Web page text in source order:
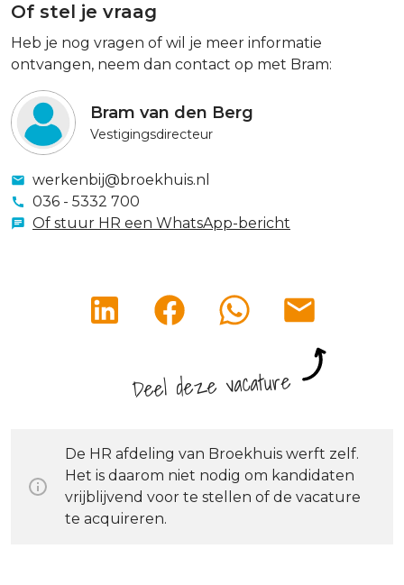
Of stel je vraag
Heb je nog vragen of wil je meer informatie
ontvangen, neem dan contact op met Bram:
Bram van den Berg
Vestigingsdirecteur
werkenbij@broekhuis.nl
036 - 5332 700
Of stuur HR een WhatsApp-bericht
Deel deze vacature
De HR afdeling van Broekhuis werft zelf.
Het is daarom niet nodig om kandidaten
vrijblijvend voor te stellen of de vacature
te acquireren.